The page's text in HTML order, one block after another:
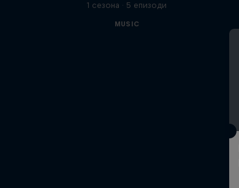
1 сезона · 5 епизоди
MUSIC